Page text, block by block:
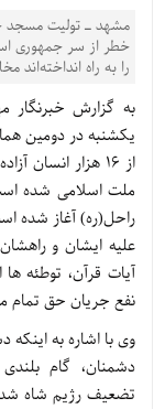
مشهد ـ تولیت مسجد
خطر از سر جمهوری
را به راه
به گزارش
یکشنبه در دومین
از ۱۶ هزار
راحل(ره) آغاز شده
علیه ایشان و
آیات قرآن، توطئه
نفع جریان حق تمام
دشمنان، گام